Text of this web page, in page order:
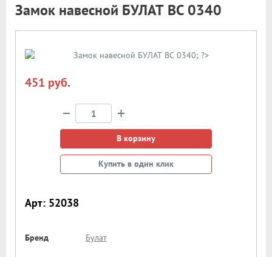
Замок навесной БУЛАТ ВС 0340
451 руб.
− +
В корзину
Купить в один клик
Арт: 52038
Бренд Булат